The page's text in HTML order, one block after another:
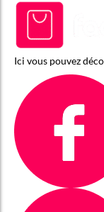
Ici vous pouvez